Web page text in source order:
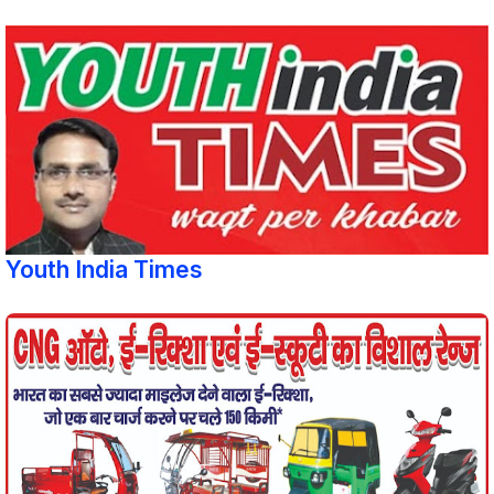
Youth India Times